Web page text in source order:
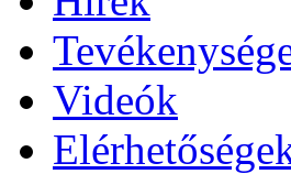
Videók